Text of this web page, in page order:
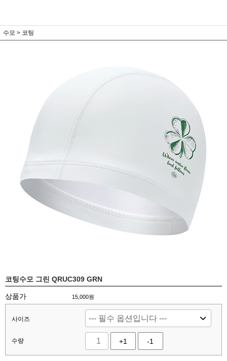
수모 > 코팅
코팅수모 그린 QRUC309 GRN
상품가 15,000원
사이즈
수량 +1 -1